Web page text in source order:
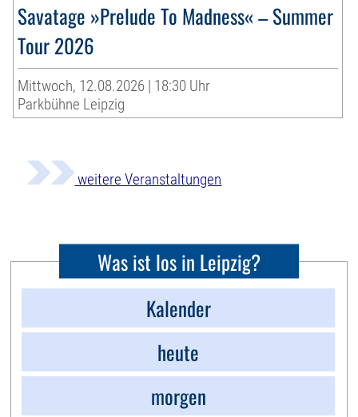
Savatage »Prelude To Madness« – Summer
Tour 2026
Mittwoch, 12.08.2026 | 18:30 Uhr
Parkbühne Leipzig
weitere Veranstaltungen
Was ist los in Leipzig?
Kalender
heute
morgen